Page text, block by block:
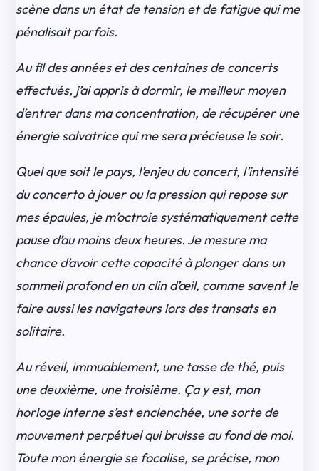
scène dans un état de tension et de fatigue qui me
pénalisait parfois.
Au fil des années et des centaines de concerts
effectués, j’ai appris à dormir, le meilleur moyen
d’entrer dans ma concentration, de récupérer une
énergie salvatrice qui me sera précieuse le soir.
Quel que soit le pays, l’enjeu du concert, l’intensité
du concerto à jouer ou la pression qui repose sur
mes épaules, je m’octroie systématiquement cette
pause d’au moins deux heures. Je mesure ma
chance d’avoir cette capacité à plonger dans un
sommeil profond en un clin d’œil, comme savent le
faire aussi les navigateurs lors des transats en
solitaire.
Au réveil, immuablement, une tasse de thé, puis
une deuxième, une troisième. Ça y est, mon
horloge interne s’est enclenchée, une sorte de
mouvement perpétuel qui bruisse au fond de moi.
Toute mon énergie se focalise, se précise, mon